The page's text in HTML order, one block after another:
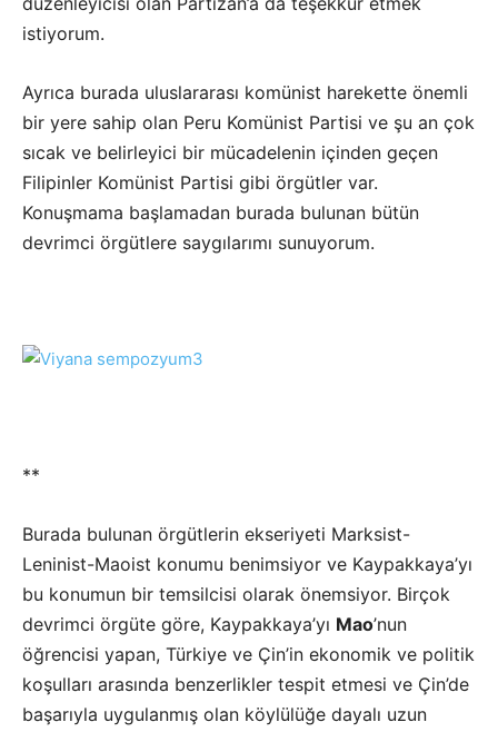
istiyorum.
Ayrıca burada uluslararası komünist harekette önemli
bir yere sahip olan Peru Komünist Partisi ve şu an çok
sıcak ve belirleyici bir mücadelenin içinden geçen
Filipinler Komünist Partisi gibi örgütler var.
Konuşmama başlamadan burada bulunan bütün
devrimci örgütlere saygılarımı sunuyorum.
**
Burada bulunan örgütlerin ekseriyeti Marksist-
Leninist-Maoist konumu benimsiyor ve Kaypakkaya’yı
bu konumun bir temsilcisi olarak önemsiyor. Birçok
devrimci örgüte göre, Kaypakkaya’yı Mao’nun
öğrencisi yapan, Türkiye ve Çin’in ekonomik ve politik
koşulları arasında benzerlikler tespit etmesi ve Çin’de
başarıyla uygulanmış olan köylülüğe dayalı uzun